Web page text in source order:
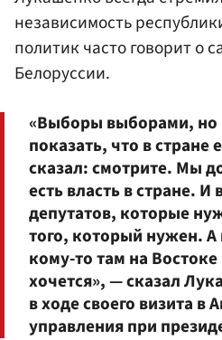
независимость
политик часто говорит о
Белоруссии.
«Выборы выборами,
показать, что в стране
сказал: смотрите. Мы
есть власть в стране.
депутатов, которые
того, который нужен. А
кому-то там на
хочется», — сказал
в ходе своего визита в
управления при